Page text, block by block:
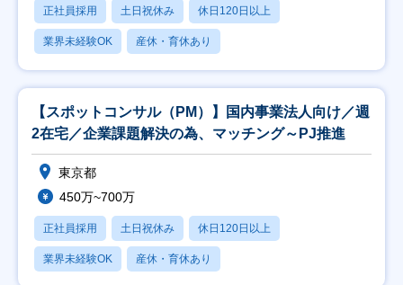
正社員採用 土日祝休み 休日120日以上
業界未経験OK 産休・育休あり
【スポットコンサル（PM）】国内事業法人向け／週
2在宅／企業課題解決の為、マッチング～PJ推進
東京都
450万~700万
正社員採用 土日祝休み 休日120日以上
業界未経験OK 産休・育休あり